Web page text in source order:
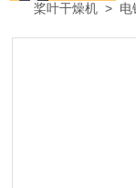
桨叶干燥机 > 电